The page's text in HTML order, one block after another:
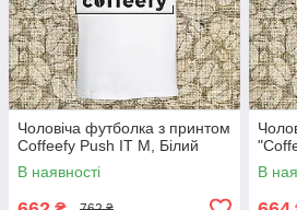
Чоловіча футболка з принтом
Coffeefy Push IT M, Білий
В наявності
В